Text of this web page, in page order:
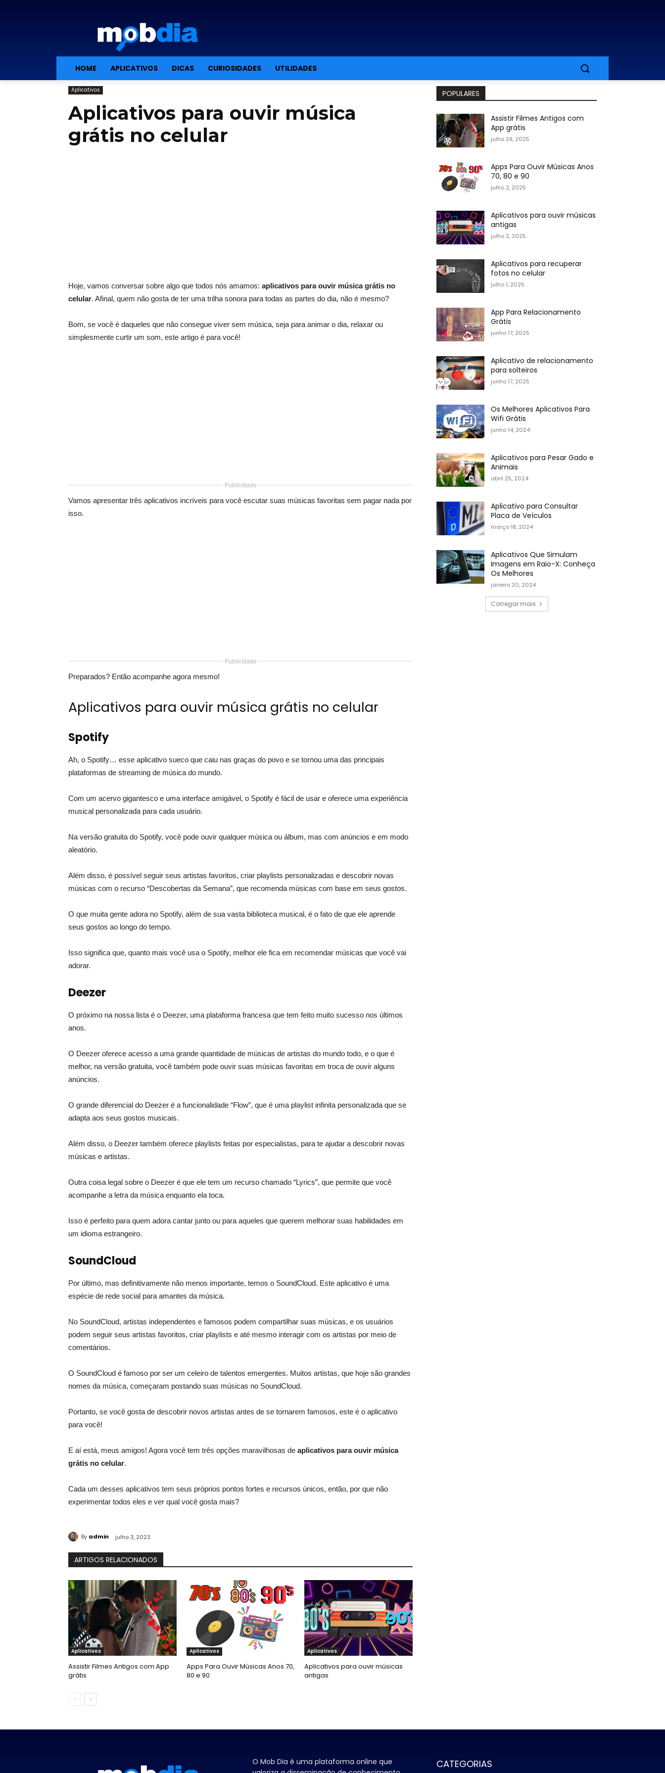
HOME APLICATIVOS DICAS CURIOSIDADES UTILIDADES
Aplicativos
Aplicativos para ouvir música
grátis no celular
Hoje, vamos conversar sobre algo que todos nós amamos: aplicativos para ouvir música grátis no
celular. Afinal, quem não gosta de ter uma trilha sonora para todas as partes do dia, não é mesmo?
Bom, se você é daqueles que não consegue viver sem música, seja para animar o dia, relaxar ou
simplesmente curtir um som, este artigo é para você!
Publicidade
Vamos apresentar três aplicativos incríveis para você escutar suas músicas favoritas sem pagar nada por
isso.
Publicidade
Preparados? Então acompanhe agora mesmo!
Aplicativos para ouvir música grátis no celular
Spotify
Ah, o Spotify… esse aplicativo sueco que caiu nas graças do povo e se tornou uma das principais
plataformas de streaming de música do mundo.
Com um acervo gigantesco e uma interface amigável, o Spotify é fácil de usar e oferece uma experiência
musical personalizada para cada usuário.
Na versão gratuita do Spotify, você pode ouvir qualquer música ou álbum, mas com anúncios e em modo
aleatório.
Além disso, é possível seguir seus artistas favoritos, criar playlists personalizadas e descobrir novas
músicas com o recurso “Descobertas da Semana”, que recomenda músicas com base em seus gostos.
O que muita gente adora no Spotify, além de sua vasta biblioteca musical, é o fato de que ele aprende
seus gostos ao longo do tempo.
Isso significa que, quanto mais você usa o Spotify, melhor ele fica em recomendar músicas que você vai
adorar.
Deezer
O próximo na nossa lista é o Deezer, uma plataforma francesa que tem feito muito sucesso nos últimos
anos.
O Deezer oferece acesso a uma grande quantidade de músicas de artistas do mundo todo, e o que é
melhor, na versão gratuita, você também pode ouvir suas músicas favoritas em troca de ouvir alguns
anúncios.
O grande diferencial do Deezer é a funcionalidade “Flow”, que é uma playlist infinita personalizada que se
adapta aos seus gostos musicais.
Além disso, o Deezer também oferece playlists feitas por especialistas, para te ajudar a descobrir novas
músicas e artistas.
Outra coisa legal sobre o Deezer é que ele tem um recurso chamado “Lyrics”, que permite que você
acompanhe a letra da música enquanto ela toca.
Isso é perfeito para quem adora cantar junto ou para aqueles que querem melhorar suas habilidades em
um idioma estrangeiro.
SoundCloud
Por último, mas definitivamente não menos importante, temos o SoundCloud. Este aplicativo é uma
espécie de rede social para amantes da música.
No SoundCloud, artistas independentes e famosos podem compartilhar suas músicas, e os usuários
podem seguir seus artistas favoritos, criar playlists e até mesmo interagir com os artistas por meio de
comentários.
O SoundCloud é famoso por ser um celeiro de talentos emergentes. Muitos artistas, que hoje são grandes
nomes da música, começaram postando suas músicas no SoundCloud.
Portanto, se você gosta de descobrir novos artistas antes de se tornarem famosos, este é o aplicativo
para você!
E aí está, meus amigos! Agora você tem três opções maravilhosas de aplicativos para ouvir música
grátis no celular.
Cada um desses aplicativos tem seus próprios pontos fortes e recursos únicos, então, por que não
experimentar todos eles e ver qual você gosta mais?
By admin julho 3, 2023
ARTIGOS RELACIONADOS
Aplicativos
Assistir Filmes Antigos com App
grátis
Aplicativos
Apps Para Ouvir Músicas Anos 70,
80 e 90
Aplicativos
Aplicativos para ouvir músicas
antigas
POPULARES
Assistir Filmes Antigos com
App grátis
julho 29, 2025
Apps Para Ouvir Músicas Anos
70, 80 e 90
julho 2, 2025
Aplicativos para ouvir músicas
antigas
julho 2, 2025
Aplicativos para recuperar
fotos no celular
julho 1, 2025
App Para Relacionamento
Grátis
junho 17, 2025
Aplicativo de relacionamento
para solteiros
junho 17, 2025
Os Melhores Aplicativos Para
Wifi Grátis
junho 14, 2024
Aplicativos para Pesar Gado e
Animais
abril 25, 2024
Aplicativo para Consultar
Placa de Veículos
março 18, 2024
Aplicativos Que Simulam
Imagens em Raio-X: Conheça
Os Melhores
janeiro 20, 2024
Carregar mais
O Mob Dia é uma plataforma online que
CATEGORIAS